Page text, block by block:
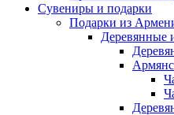
Сувениры и подарки
Подарки из
Деревянные